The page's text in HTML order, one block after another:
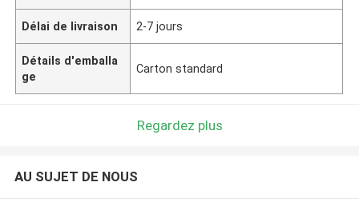
Délai de livraison 2-7 jours
Détails d'emballa
ge
Carton standard
Regardez plus
AU SUJET DE NOUS